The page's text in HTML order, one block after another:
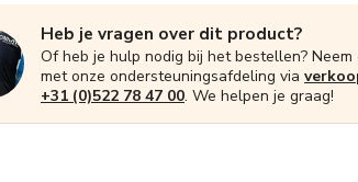
Heb je vragen over dit product?
Of heb je hulp nodig bij het bestellen?
met onze ondersteuningsafdeling via
+31 (0)522 78 47 00. We helpen je graag!